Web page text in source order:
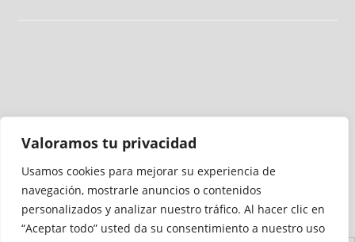
Valoramos tu privacidad
Usamos cookies para mejorar su experiencia de
navegación, mostrarle anuncios o contenidos
personalizados y analizar nuestro tráfico. Al hacer clic en
“Aceptar todo” usted da su consentimiento a nuestro uso
Medio auditado por